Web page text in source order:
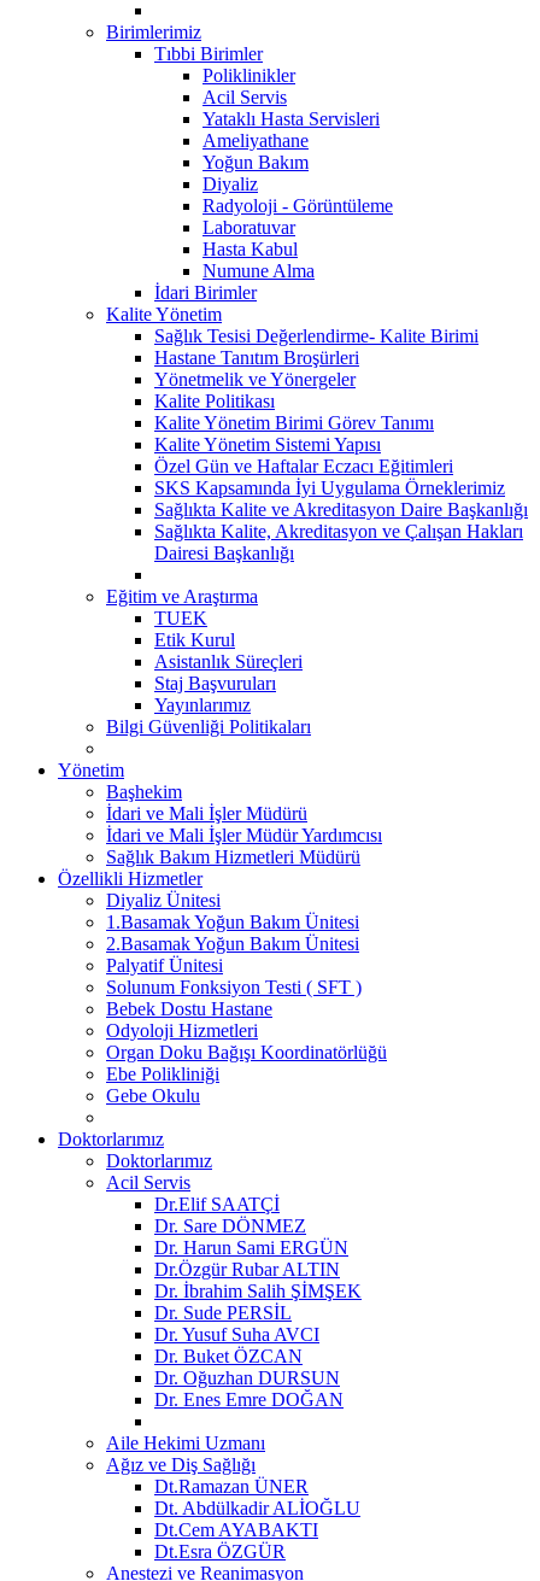
Birimlerimiz
Tıbbi Birimler
Poliklinikler
Acil Servis
Yataklı Hasta Servisleri
Ameliyathane
Yoğun Bakım
Diyaliz
Radyoloji - Görüntüleme
Laboratuvar
Hasta Kabul
Numune Alma
İdari Birimler
Kalite Yönetim
Sağlık Tesisi Değerlendirme- Kalite Birimi
Hastane Tanıtım Broşürleri
Yönetmelik ve Yönergeler
Kalite Politikası
Kalite Yönetim Birimi Görev Tanımı
Kalite Yönetim Sistemi Yapısı
Özel Gün ve Haftalar Eczacı Eğitimleri
SKS Kapsamında İyi Uygulama Örneklerimiz
Sağlıkta Kalite ve Akreditasyon Daire Başkanlığı
Sağlıkta Kalite, Akreditasyon ve Çalışan Hakları
Dairesi Başkanlığı
Eğitim ve Araştırma
TUEK
Etik Kurul
Asistanlık Süreçleri
Staj Başvuruları
Yayınlarımız
Bilgi Güvenliği Politikaları
Yönetim
Başhekim
İdari ve Mali İşler Müdürü
İdari ve Mali İşler Müdür Yardımcısı
Sağlık Bakım Hizmetleri Müdürü
Özellikli Hizmetler
Diyaliz Ünitesi
1.Basamak Yoğun Bakım Ünitesi
2.Basamak Yoğun Bakım Ünitesi
Palyatif Ünitesi
Solunum Fonksiyon Testi ( SFT )
Bebek Dostu Hastane
Odyoloji Hizmetleri
Organ Doku Bağışı Koordinatörlüğü
Ebe Polikliniği
Gebe Okulu
Doktorlarımız
Doktorlarımız
Acil Servis
Dr.Elif SAATÇİ
Dr. Sare DÖNMEZ
Dr. Harun Sami ERGÜN
Dr.Özgür Rubar ALTIN
Dr. İbrahim Salih ŞİMŞEK
Dr. Sude PERSİL
Dr. Yusuf Suha AVCI
Dr. Buket ÖZCAN
Dr. Oğuzhan DURSUN
Dr. Enes Emre DOĞAN
Aile Hekimi Uzmanı
Ağız ve Diş Sağlığı
Dt.Ramazan ÜNER
Dt. Abdülkadir ALİOĞLU
Dt.Cem AYABAKTI
Dt.Esra ÖZGÜR
Anestezi ve Reanimasyon